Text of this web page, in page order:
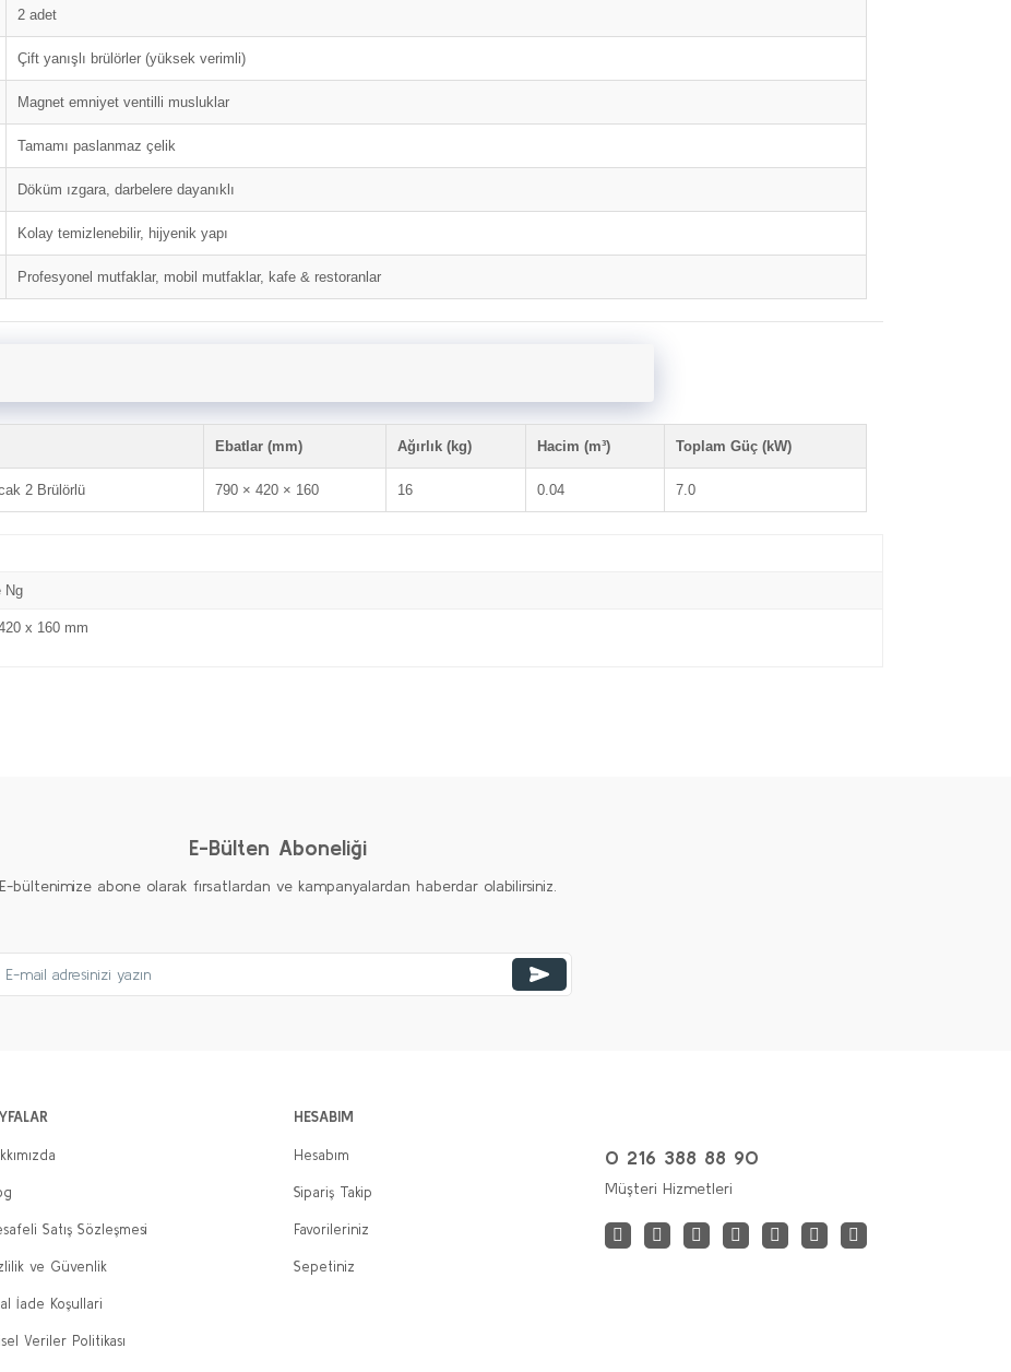
2 adet
Çift yanışlı brülörler (yüksek verimli)
Magnet emniyet ventilli musluklar
Tamamı paslanmaz çelik
Döküm ızgara, darbelere dayanıklı
Kolay temizlenebilir, hijyenik yapı
Profesyonel mutfaklar, mobil mutfaklar, kafe & restoranlar
Ebatlar (mm) Ağırlık (kg) Hacim (m³) Toplam Güç (kW)
2 Brülörlü 790 × 420 × 160 16 0.04 7.0
Ng
x 160 mm
E-Bülten Aboneliği
E-bültenimize abone olarak fırsatlardan ve kampanyalardan haberdar olabilirsiniz.
Satış Sözleşmesi
ve Güvenlik
İade Koşullari
Veriler Politikası
HESABIM
Hesabım
Sipariş Takip
Favorileriniz
Sepetiniz
0 216 388 88 90
Müşteri Hizmetleri